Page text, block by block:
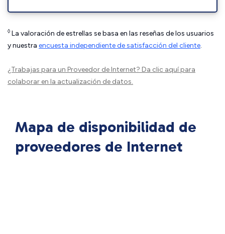
◊ La valoración de estrellas se basa en las reseñas de los usuarios
y nuestra encuesta independiente de satisfacción del cliente.
¿Trabajas para un Proveedor de Internet? Da clic aquípara
colaborar en la actualización de datos.
Mapa de disponibilidad de
proveedores de Internet